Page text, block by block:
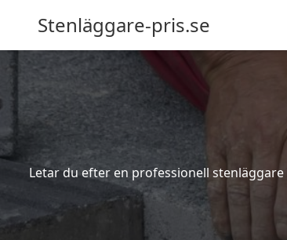
Stenläggare-pris.se
Letar du efter en professionell